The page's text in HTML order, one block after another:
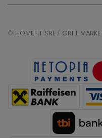
© HOMEFIT SRL / GRILL